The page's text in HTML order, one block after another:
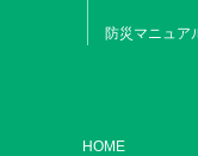
防災マニュア
HOME